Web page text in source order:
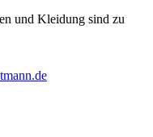
und Kleidung sind zu